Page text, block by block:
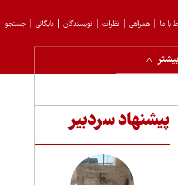
جستجو بایگانی نویسندگان نظرات همراهی با ما
بیشتر
پیشنهاد سردبیر